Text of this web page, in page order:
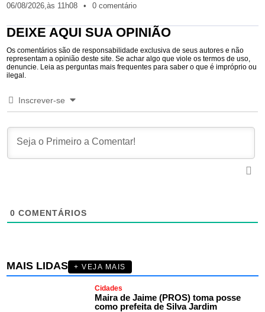
06/08/2026,às 11h08 • 0 comentário
DEIXE AQUI SUA OPINIÃO
Os comentários são de responsabilidade exclusiva de seus autores e não
representam a opinião deste site. Se achar algo que viole os termos de uso,
denuncie. Leia as perguntas mais frequentes para saber o que é impróprio ou
ilegal.
Inscrever-se
0 COMENTÁRIOS
MAIS LIDAS + VEJA MAIS
Cidades
Maira de Jaime (PROS) toma posse
como prefeita de Silva Jardim